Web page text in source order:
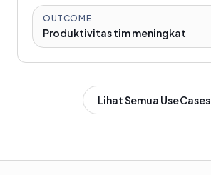
OUTCOME
Produktivitas tim meningkat
Lihat Semua Use Cases